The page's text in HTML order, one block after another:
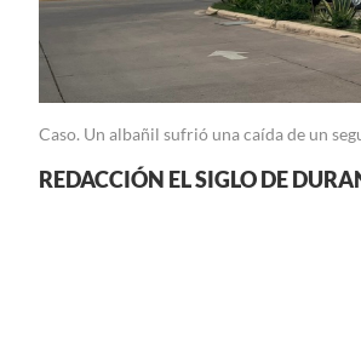
Caso. Un albañil sufrió una caída de un
REDACCIÓN EL SIGLO DE